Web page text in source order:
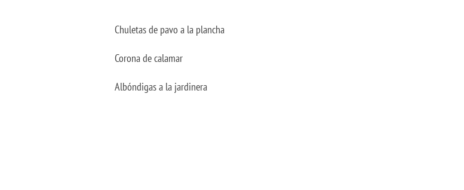
Chuletas de pavo a la plancha
Corona de calamar
Albóndigas a la jardinera